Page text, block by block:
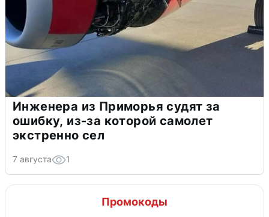
Инженера из Приморья судят за
ошибку, из-за которой самолет
экстренно сел
7 августа 1
Промокоды